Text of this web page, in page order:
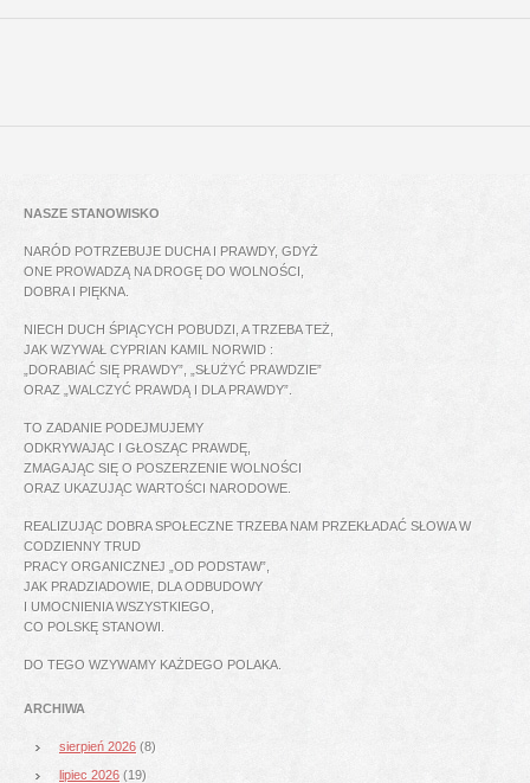
NASZE STANOWISKO
NARÓD POTRZEBUJE DUCHA I PRAWDY, GDYŻ
ONE PROWADZĄ NA DROGĘ DO WOLNOŚCI,
DOBRA I PIĘKNA.
NIECH DUCH ŚPIĄCYCH POBUDZI, A TRZEBA TEŻ,
JAK WZYWAŁ CYPRIAN KAMIL NORWID :
„DORABIAĆ SIĘ PRAWDY”, „SŁUŻYĆ PRAWDZIE”
ORAZ „WALCZYĆ PRAWDĄ I DLA PRAWDY”.
TO ZADANIE PODEJMUJEMY
ODKRYWAJĄC I GŁOSZĄC PRAWDĘ,
ZMAGAJĄC SIĘ O POSZERZENIE WOLNOŚCI
ORAZ UKAZUJĄC WARTOŚCI NARODOWE.
REALIZUJĄC DOBRA SPOŁECZNE TRZEBA NAM PRZEKŁADAĆ SŁOWA W
CODZIENNY TRUD
PRACY ORGANICZNEJ „OD PODSTAW”,
JAK PRADZIADOWIE, DLA ODBUDOWY
I UMOCNIENIA WSZYSTKIEGO,
CO POLSKĘ STANOWI.
DO TEGO WZYWAMY KAŻDEGO POLAKA.
ARCHIWA
sierpień 2026 (8)
lipiec 2026 (19)